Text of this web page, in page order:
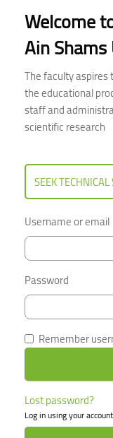
Welcome
Ain
The faculty
the educational
staff and
scientific research
SEEK
Username or email
Password
Remember
Lost password?
Log in using your